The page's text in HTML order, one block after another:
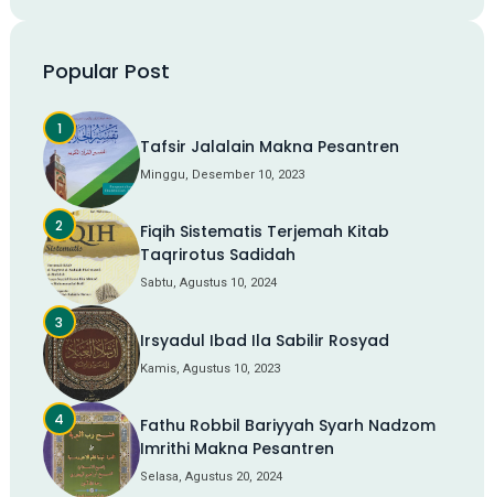
Popular Post
Tafsir Jalalain Makna Pesantren
Minggu, Desember 10, 2023
Fiqih Sistematis Terjemah Kitab
Taqrirotus Sadidah
Sabtu, Agustus 10, 2024
Irsyadul Ibad Ila Sabilir Rosyad
Kamis, Agustus 10, 2023
Fathu Robbil Bariyyah Syarh Nadzom
Imrithi Makna Pesantren
Selasa, Agustus 20, 2024